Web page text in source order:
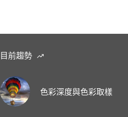
目前趨勢
色彩深度與色彩取樣